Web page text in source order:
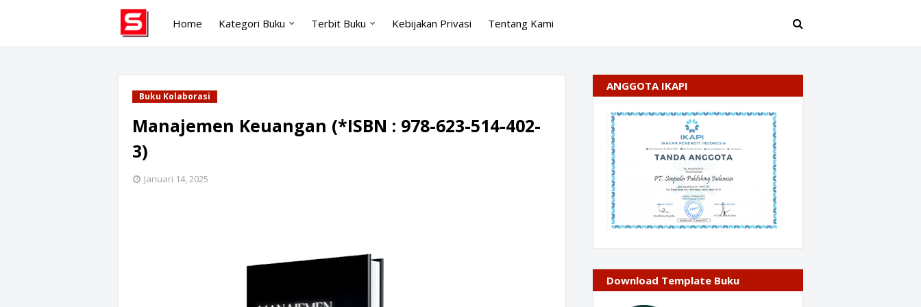
Home Kategori Buku Terbit Buku Kebijakan Privasi Tentang Kami
Buku Kolaborasi
Manajemen Keuangan (*ISBN : 978-623-514-402-
3)
Januari 14, 2025
ANGGOTA IKAPI
Download Template Buku